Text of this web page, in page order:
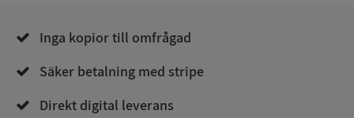
Inga kopior till omfrågad
Säker betalning med stripe
Direkt digital leverans